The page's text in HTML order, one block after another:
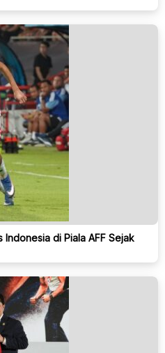
di Piala AFF Sejak